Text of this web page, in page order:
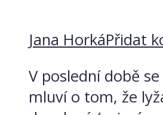
Jana HorkáPřidat
V poslední době
mluví o tom, že